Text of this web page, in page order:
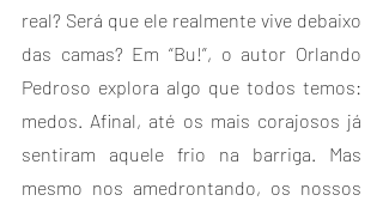
real? Será que ele realmente vive debaixo
das camas? Em “Bu!”, o autor Orlando
Pedroso explora algo que todos temos:
medos. Afinal, até os mais corajosos já
sentiram aquele frio na barriga. Mas
mesmo nos amedrontando, os nossos